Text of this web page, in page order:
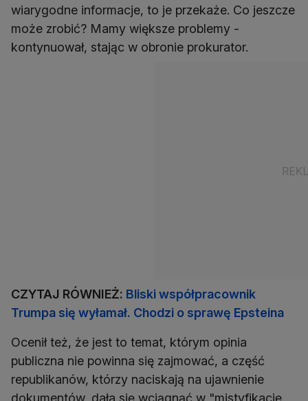
wiarygodne informacje, to je przekaże. Co jeszcze
może zrobić? Mamy większe problemy -
kontynuował, stając w obronie prokurator.
CZYTAJ RÓWNIEŻ: Bliski współpracownik
Trumpa się wyłamał. Chodzi o sprawę Epsteina
Ocenił też, że jest to temat, którym opinia
publiczna nie powinna się zajmować, a część
republikanów, którzy naciskają na ujawnienie
dokumentów, dała się wciągnąć w "mistyfikację